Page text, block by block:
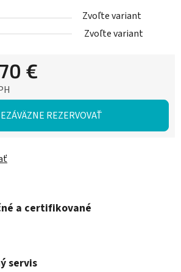
Zvoľte variant
Zvoľte variant
€
REZERVOVAŤ
a certifikované
servis